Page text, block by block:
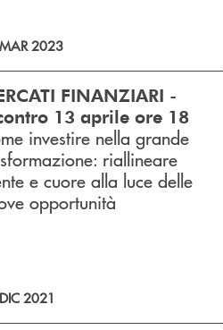
2023
FINANZIARI -
13 aprile ore 18
investire nella grande
riallineare
e cuore alla luce delle
opportunità
2021